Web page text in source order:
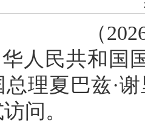
（
人民共和国
理夏巴兹·
问。